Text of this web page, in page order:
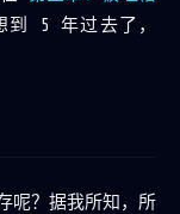
到 5 年过去了，
呢？据我所知，所